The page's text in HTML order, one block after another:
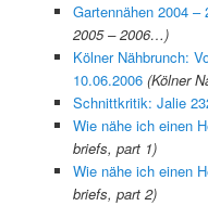
Gartennähen 2004
2005 – 2006…)
Kölner Nähbrunch:
10.06.2006 (Kölner
Schnittkritik: Jalie
Wie nähe ich einen
briefs, part 1)
Wie nähe ich einen
briefs, part 2)